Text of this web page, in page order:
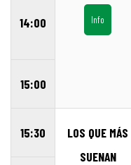
Info
14:00
15:00
15:30
LOS QUE MÁS
SUENAN